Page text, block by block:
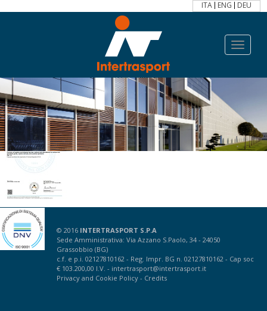
ITA ENG DEU
Toggle
© 2016 INTERTRASPORT S.P.A
Sede Amministrativa: Via Azzano S.Paolo, 34 - 24050
Grassobbio (BG)
c.f. e p.i. 02127810162 - Reg. Impr. BG n. 02127810162 - Cap soc
€ 103.200,00 I.V. - intertrasport@intertrasport.it
Privacyand Cookie Policy- Credits